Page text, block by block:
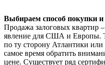
Выбираем способ покупки и
Продажа залоговых квартир
явление для США и Европы.
по ту сторону Атлантики или
самое время обратить
цене. Существует ряд